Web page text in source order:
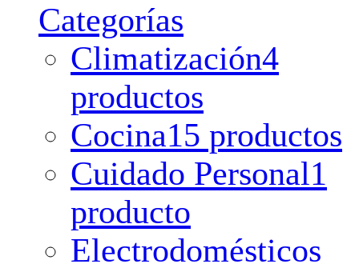
Categorías
Climatización4
productos
Cocina15 productos
Cuidado Personal1
producto
Electrodomésticos